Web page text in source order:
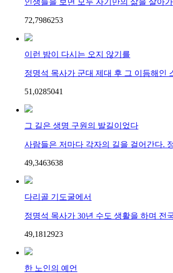
인생들을 보면 모두 자기만의 삶을 살아
72,7986253
이런 밤이 다시는 오지 않기를
정명석 목사가 군대 제대 후 그 이듬해인
51,0285041
그 길은 생명 구원의 발길이었다
사람들은 저마다 각자의 길을 걸어간다.
49,3463638
다리골 기도굴에서
정명석 목사가 30년 수도 생활을 하며 전
49,181 2923
한 노인의 예언